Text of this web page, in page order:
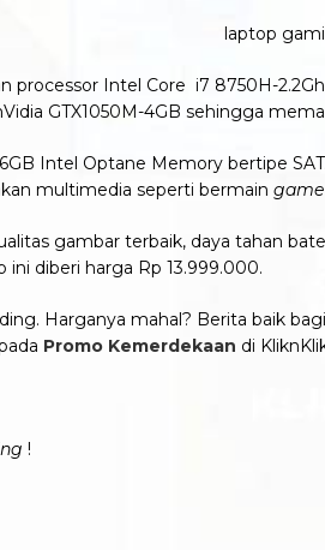
processor Intel Core i7 8750H-
GTX1050M-4GB sehingga
Intel Optane Memory bertipe
multimedia seperti bermain game
gambar terbaik, daya tahan
ini diberi harga Rp 13.999.000.
Harganya mahal? Berita baik
Promo Kemerdekaan di
!